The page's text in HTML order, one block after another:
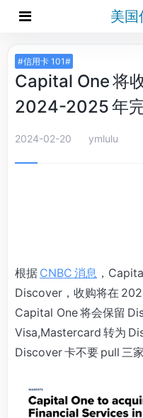
美国
#信用卡 101#
Capital One 将
2024-2025 年
2024-02-20 ymlulu
根据 CNBC 消息 ，
Discover，收购将在
Capital One 将会保留
Visa,Mastercard 转为
Discover 卡不要 pull 三家